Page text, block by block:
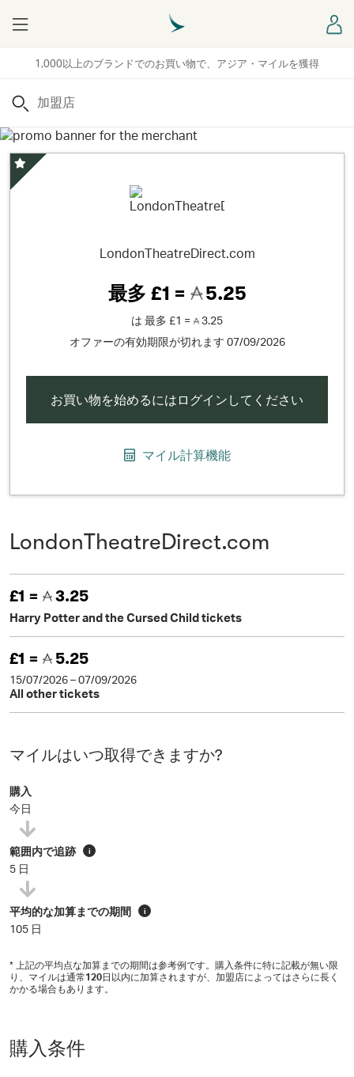
1,000以上のブランドでのお買い物で、アジア・マイルを獲得
Menu
検索
LondonTheatreDirect.com
最多 £1 = 5.25
は 最多 £1 =
3.25
オファーの有効期限が切れます 07/09/2026
スペシャルオファー
お買い物を始めるにはログインしてください
マイル計算機能
LondonTheatreDirect.com
£1 = 3.25
Harry Potter and the Cursed Child tickets
£1 = 5.25
15/07/2026 – 07/09/2026
All other tickets
マイルはいつ取得できますか?
購入
今日
範囲内で追跡 i
5 日
平均的な加算までの期間 i
105 日
* 上記の平均点な加算までの期間は参考例です。購入条件に特に記載が無い限
り、マイルは通常120日以内に加算されますが、加盟店によってはさらに長く
かかる場合もあります。
購入条件